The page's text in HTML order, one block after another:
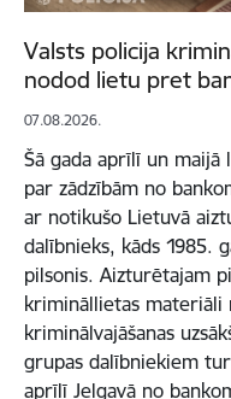
Valsts policija
nodod lietu pret
07.08.2026.
Šā gada aprīlī un
par zādzībām no
ar notikušo Lietuvā
dalībnieks, kāds 1985.
pilsonis. Aizturētajam
krimināllietas
kriminālvajāšanas
grupas dalībniekiem
aprīlī Jelgavā no